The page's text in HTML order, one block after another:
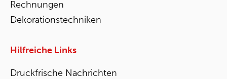
Rechnungen
Dekorationstechniken
Hilfreiche Links
Druckfrische Nachrichten